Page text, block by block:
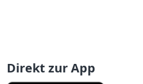
Direkt zur App